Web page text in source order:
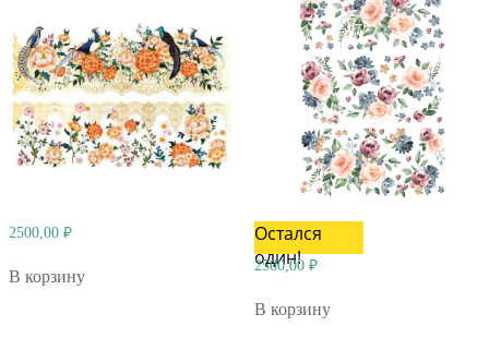
2500,00 ₽
В корзину
Остался
один!
2500,00 ₽
В корзину